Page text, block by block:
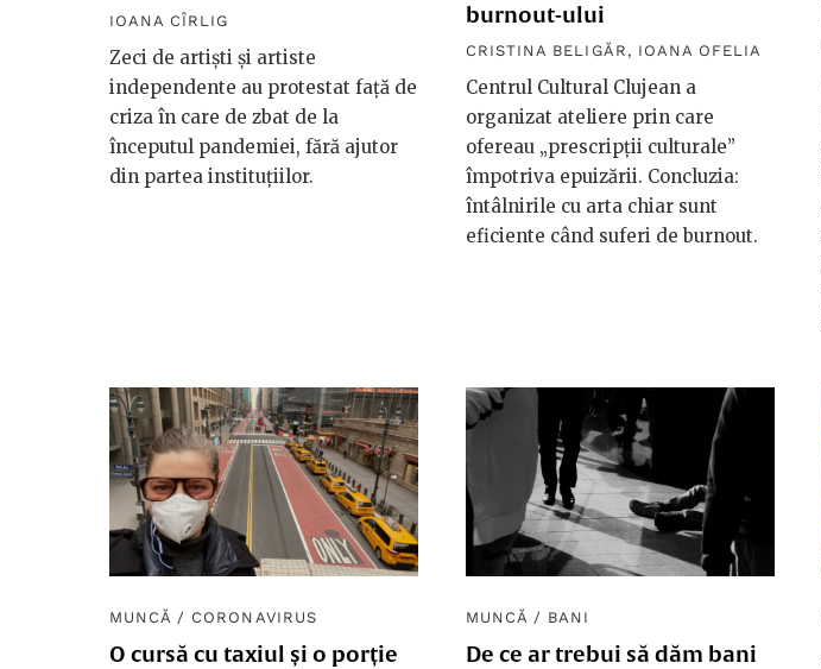
IOANA CÎRLIG
Zeci de artiști și artiste
independente au protestat față de
criza în care de zbat de la
începutul pandemiei, fără ajutor
din partea instituțiilor.
burnout-ului
CRISTINA BELIGĂR , IOANA OFELIA
Centrul Cultural Clujean a
organizat ateliere prin care
ofereau „prescripții culturale”
împotriva epuizării. Concluzia:
întâlnirile cu arta chiar sunt
eficiente când suferi de burnout.
MUNCĂ / CORONAVIRUS
O cursă cu taxiul și o porție
MUNCĂ / BANI
De ce ar trebui să dăm bani